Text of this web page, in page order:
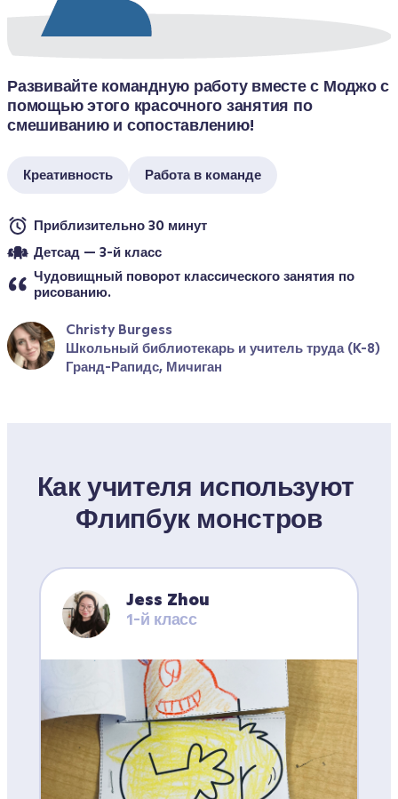
Развивайте командную работу вместе с Моджо с
помощью этого красочного занятия по
смешиванию и сопоставлению!
Креативность Работа в команде
Приблизительно 30 минут
Детсад — 3-й класс
Чудовищный поворот классического занятия по
рисованию.
Christy Burgess
Школьный библиотекарь и учитель труда (K-8)
Гранд-Рапидс, Мичиган
Как учителя используют
Флипбук монстров
Jess Zhou
1-й класс